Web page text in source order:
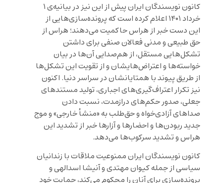
کانون نویسندگان ایران پیش از این نیز در بیانیه‌ی ۱
خرداد ۱۴۰۱ اعلام کرده است که پرونده‌سازی‌هایی از
این دست خبر از هراس حاکمیت می‌دهند؛ هراس از
حق طبیعی و مدنی فعالان صنفی برای داشتن
تشکل‌هایی مستقل، از هم‌صدایی آن‌ها در بیان
خواسته‌ها و اعتراض‌هایشان و از تقویت این تشکل‌ها
از طریق پیوند با همتایانشان در سراسر دنیا. اکنون
نیز تکرار اعتراف‌گیری‌های اجباری، تولید مستندهای
جعلی، صدور حکم‌های درازمدت، نسبت دادن
صداهای آزادی‌خواه و حق‌طلب به «منشأ خارجی» و موج
جدید ربودن‌ها و احضارها و آزارها خبر از تشدید این
هراس و تشدید سرکوب‌ها می‌دهد.
کانون نویسندگان ایران ممنوعیت ملاقات با زندانیان
سیاسی از جمله کیوان مهتدی و آنیشا اسدالهی و
پرونده‌سازی برای آنان را محکوم می‌کند، حمایت خود